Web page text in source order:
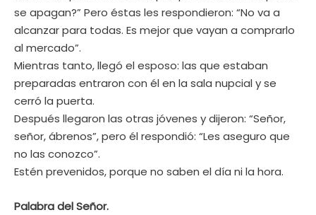
se apagan?” Pero éstas les respondieron: “No va a
alcanzar para todas. Es mejor que vayan a comprarlo
al mercado”.
Mientras tanto, llegó el esposo: las que estaban
preparadas entraron con él en la sala nupcial y se
cerró la puerta.
Después llegaron las otras jóvenes y dijeron: “Señor,
señor, ábrenos”, pero él respondió: “Les aseguro que
no las conozco”.
Estén prevenidos, porque no saben el día ni la hora.
Palabra del Señor.